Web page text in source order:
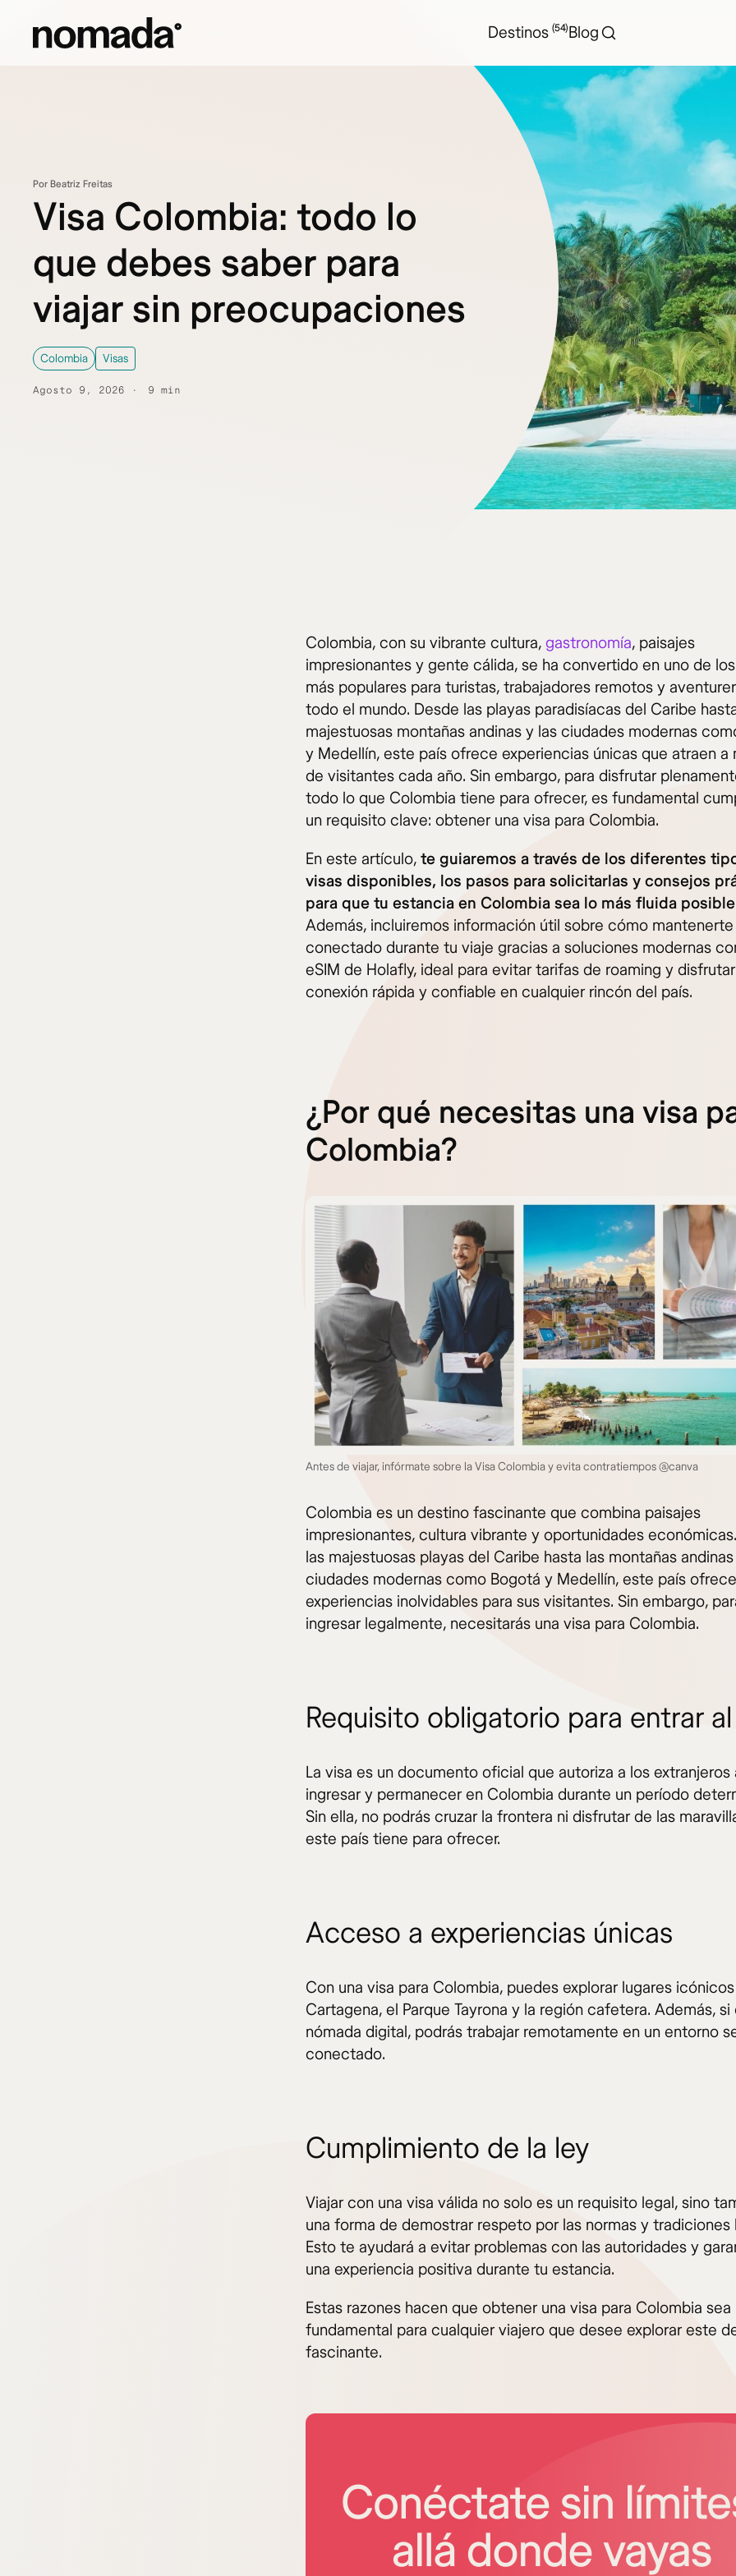
Destinos (54)Blog
Por Beatriz Freitas
Visa Colombia: todo lo
que debes saber para
viajar sin preocupaciones
Colombia Visas
Agosto 9, 2026 9 min
Colombia, con su vibrante cultura, gastronomía, paisajes
impresionantes y gente cálida, se ha convertido en uno de
más populares para turistas, trabajadores remotos y
todo el mundo. Desde las playas paradisíacas del Caribe
majestuosas montañas andinas y las ciudades modernas
y Medellín, este país ofrece experiencias únicas que atraen a
de visitantes cada año. Sin embargo, para disfrutar
todo lo que Colombia tiene para ofrecer, es fundamental
un requisito clave: obtener una visa para Colombia.
En este artículo, te guiaremos a través de los diferentes
visas disponibles, los pasos para solicitarlas y consejos
para que tu estancia en Colombia sea lo más fluida
Además, incluiremos información útil sobre cómo mantenerte
conectado durante tu viaje gracias a soluciones modernas
eSIM de Holafly, ideal para evitar tarifas de roaming y
conexión rápida y confiable en cualquier rincón del país.
¿Por qué necesitas una visa
Colombia?
Antes de viajar, infórmate sobre la Visa Colombia y evita contratiempos @canva
Colombia es un destino fascinante que combina paisajes
impresionantes, cultura vibrante y oportunidades
las majestuosas playas del Caribe hasta las montañas
ciudades modernas como Bogotá y Medellín, este país ofrece
experiencias inolvidables para sus visitantes. Sin embargo,
ingresar legalmente, necesitarás una visa para Colombia.
Requisito obligatorio para entrar
La visa es un documento oficial que autoriza a los extranjeros
ingresar y permanecer en Colombia durante un período
Sin ella, no podrás cruzar la frontera ni disfrutar de las
este país tiene para ofrecer.
Acceso a experiencias únicas
Con una visa para Colombia, puedes explorar lugares
Cartagena, el Parque Tayrona y la región cafetera. Además, si
nómada digital, podrás trabajar remotamente en un entorno
conectado.
Cumplimiento de la ley
Viajar con una visa válida no solo es un requisito legal, sino
una forma de demostrar respeto por las normas y tradiciones
Esto te ayudará a evitar problemas con las autoridades y
una experiencia positiva durante tu estancia.
Estas razones hacen que obtener una visa para Colombia sea
fundamental para cualquier viajero que desee explorar este
fascinante.